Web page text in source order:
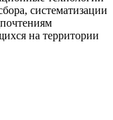
систематизации
на территории